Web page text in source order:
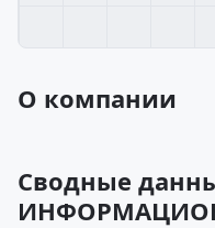
О компании
Сводные